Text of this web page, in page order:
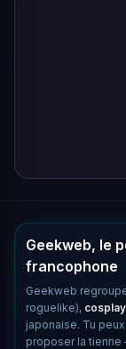
Geekweb, le
francophone
Geekweb
roguelike), cosplay
japonaise. Tu
proposer la tienne